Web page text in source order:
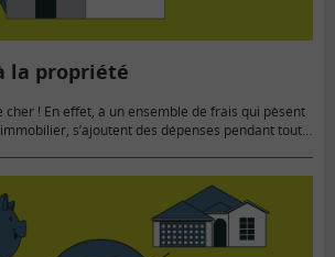
la propriété
! En effet, à un ensemble de frais qui pèsent
s’ajoutent des dépenses pendant toute